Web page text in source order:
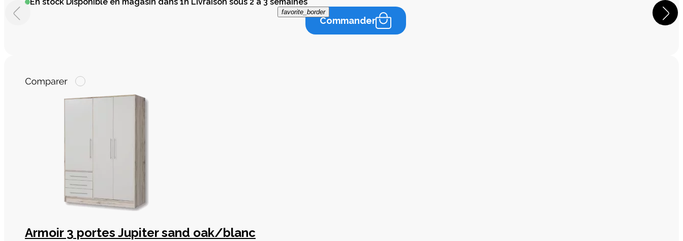
favorite_border
Commander
Armoir 3 portes Jupiter sand oak/blanc